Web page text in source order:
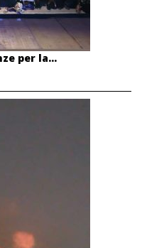
per la...